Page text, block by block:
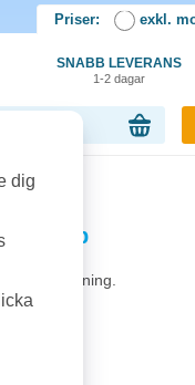
Priser: exkl.
SNABB LEVERANS
1-2 dagar
4st/fp
förpackning.
dig